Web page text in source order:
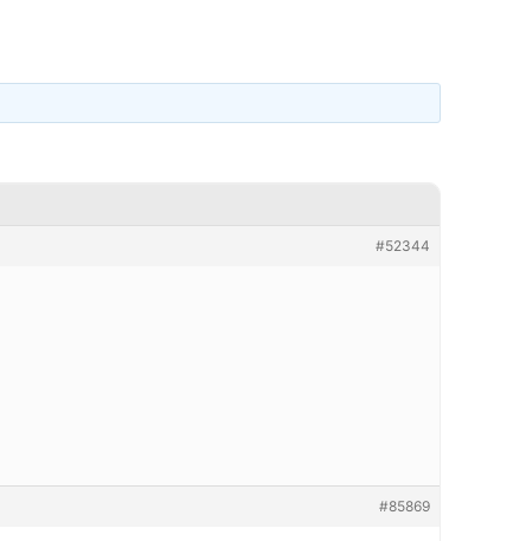
#52344
#85869